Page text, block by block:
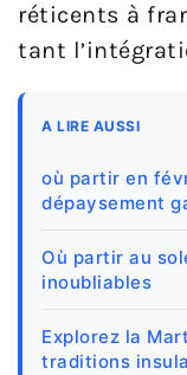
réticents à
tant
A LIRE AUSSI
où partir en
dépaysement
Où partir au
inoubliables
Explorez la
traditions